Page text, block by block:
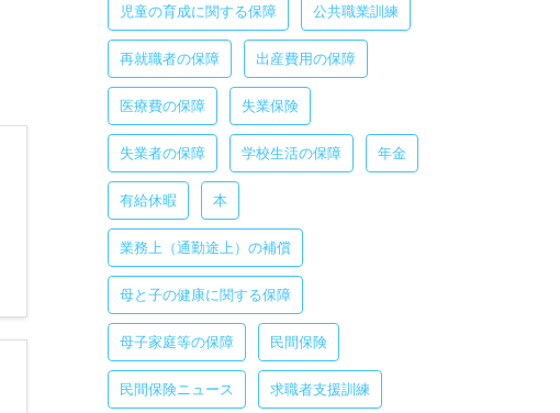
児童の育成に関する保障 公共職業訓練
再就職者の保障 出産費用の保障
医療費の保障 失業保険
失業者の保障 学校生活の保障 年金
有給休暇 本
業務上（通勤途上）の補償
母と子の健康に関する保障
母子家庭等の保障 民間保険
民間保険ニュース 求職者支援訓練